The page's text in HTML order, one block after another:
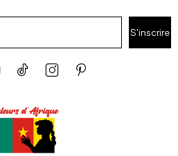
S'inscrire